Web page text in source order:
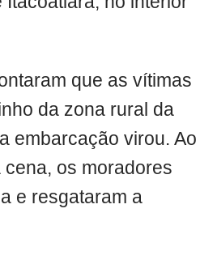
que as vítimas
da zona rural da
embarcação virou. Ao
os moradores
e resgataram a